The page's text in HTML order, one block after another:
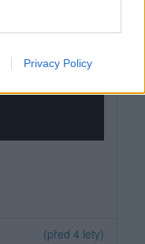
Privacy Policy
(před 4 lety)